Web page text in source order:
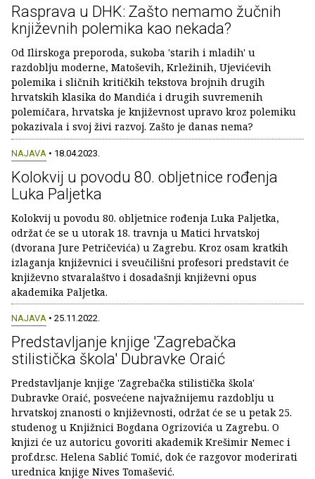
Rasprava u DHK: Zašto nemamo žučnih
književnih polemika kao nekada?
Od Ilirskoga preporoda, sukoba 'starih i mladih' u
razdoblju moderne, Matoševih, Krležinih, Ujevićevih
polemika i sličnih kritičkih tekstova brojnih drugih
hrvatskih klasika do Mandića i drugih suvremenih
polemičara, hrvatska je književnost upravo kroz polemiku
pokazivala i svoj živi razvoj. Zašto je danas nema?
NAJAVA • 18.04.2023.
Kolokvij u povodu 80. obljetnice rođenja
Luka Paljetka
Kolokvij u povodu 80. obljetnice rođenja Luka Paljetka,
održat će se u utorak 18. travnja u Matici hrvatskoj
(dvorana Jure Petričevića) u Zagrebu. Kroz osam kratkih
izlaganja književnici i sveučilišni profesori predstavit će
književno stvaralaštvo i dosadašnji književni opus
akademika Paljetka.
NAJAVA • 25.11.2022.
Predstavljanje knjige 'Zagrebačka
stilistička škola' Dubravke Oraić
Predstavljanje knjige 'Zagrebačka stilistička škola'
Dubravke Oraić, posvećene najvažnijemu razdoblju u
hrvatskoj znanosti o književnosti, održat će se u petak 25.
studenog u Knjižnici Bogdana Ogrizovića u Zagrebu. O
knjizi će uz autoricu govoriti akademik Krešimir Nemec i
prof.dr.sc. Helena Sablić Tomić, dok će razgovor moderirati
urednica knjige Nives Tomašević.